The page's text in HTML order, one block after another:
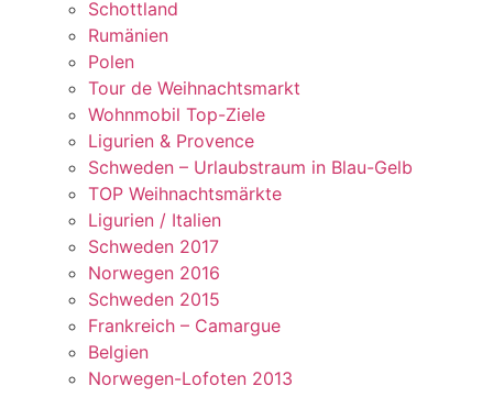
Schottland
Rumänien
Polen
Tour de Weihnachtsmarkt
Wohnmobil Top-Ziele
Ligurien & Provence
Schweden – Urlaubstraum in Blau-Gelb
TOP Weihnachtsmärkte
Ligurien / Italien
Schweden 2017
Norwegen 2016
Schweden 2015
Frankreich – Camargue
Belgien
Norwegen-Lofoten 2013